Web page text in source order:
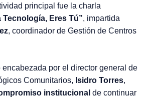
principal fue la charla
Tecnología, Eres Tú”, impartida
, coordinador de Gestión de Centros
encabezada por el director general de
Comunitarios, Isidro Torres,
institucional de continuar